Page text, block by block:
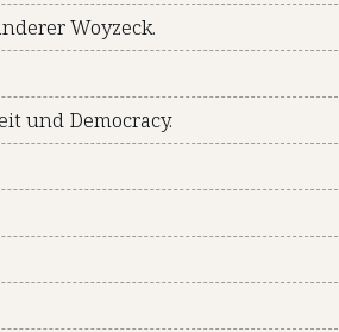
Woyzeck.
und Democracy.